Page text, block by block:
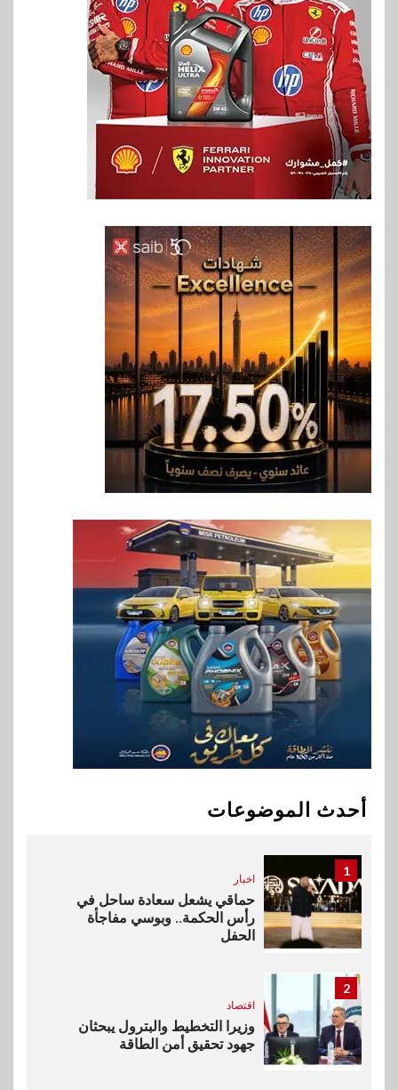
أحدث الموضوعات
6
اخبار
غرفة القاهرة تنظم ندوة إلكترونية
لدعم الصادرات وتحقيق
مستهدفات رؤية مصر 2030
7
بنوك
بنك مصر يشارك في فعالية اليوم
العالمي للشباب ويقدم العديد من
العروض المجانية
بنك QNB مصر يعزز جاهزية
المشروعات الصغيرة والمتوسطة
للنمو والتوسع
9 اخبار
فيكسد مصر و”حلول” تتشاركان
في تطوير أول منصة للسياحة
الصحية في مصر والشرق الأوسط
وأفريقيا Tour4Cure
سوق وصلة
جهازًا مثاليًا للشباب
1
اخبار
حماقي يشعل سعادة ساحل في
رأس الحكمة.. وبوسي مفاجأة
الحفل
2
اقتصاد
وزيرا التخطيط والبترول يبحثان
جهود تحقيق أمن الطاقة